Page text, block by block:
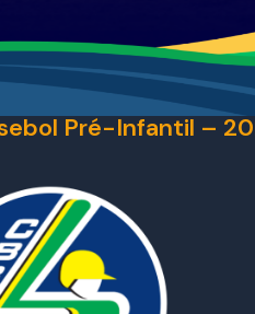
Pré-Infantil –